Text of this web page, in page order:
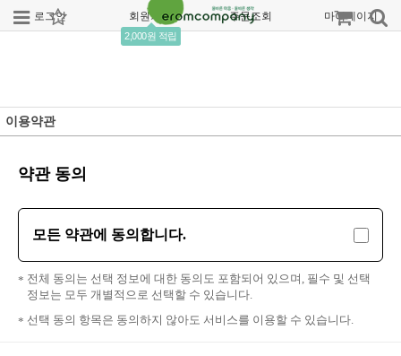
로그인 회원가입
2,000원 적립
주문조회 마이페이지
이용약관
약관 동의
모든 약관에 동의합니다.
전체 동의는 선택 정보에 대한 동의도 포함되어 있으며, 필수 및 선택
정보는 모두 개별적으로 선택할 수 있습니다.
선택 동의 항목은 동의하지 않아도 서비스를 이용할 수 있습니다.